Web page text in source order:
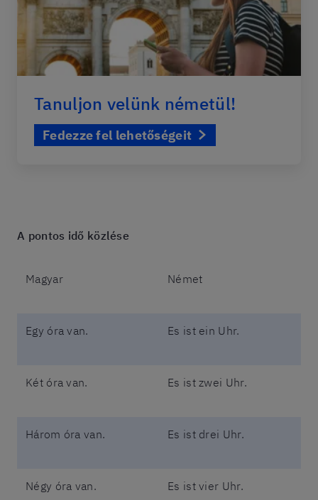
Tanuljon velünk németül!
Fedezze fel lehetőségeit
A pontos idő közlése
Magyar Német
Egy óra van. Es ist ein Uhr.
Két óra van. Es ist zwei Uhr.
Három óra van. Es ist drei Uhr.
Négy óra van. Es ist vier Uhr.